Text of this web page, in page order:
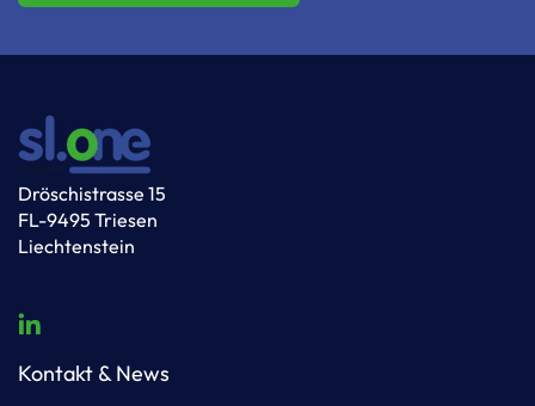
Dröschistrasse 15
FL-9495 Triesen
Liechtenstein
Kontakt & News